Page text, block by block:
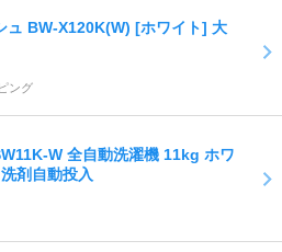
ュ BW-X120K(W) [ホワイト] 大
ング
W 全自動洗濯機 11kg ホワ
剤自動投入